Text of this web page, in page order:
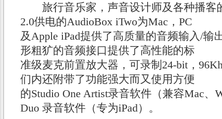
旅行音乐家，声音设计师及各种播客
2.0供电的AudioBox iTwo为Mac，PC
及Apple iPad提供了高质量的音频输入/输
形粗犷的音频接口提供了高性能的标
准级麦克前置放大器，可录制24-bit，
们内还附带了功能强大而又使用方便
的Studio One Artist录音软件（兼容Mac、
Duo 录音软件（专为iPad）。